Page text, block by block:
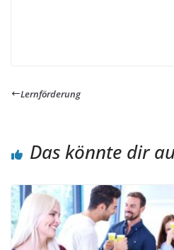
Lernförderung
Das könnte dir